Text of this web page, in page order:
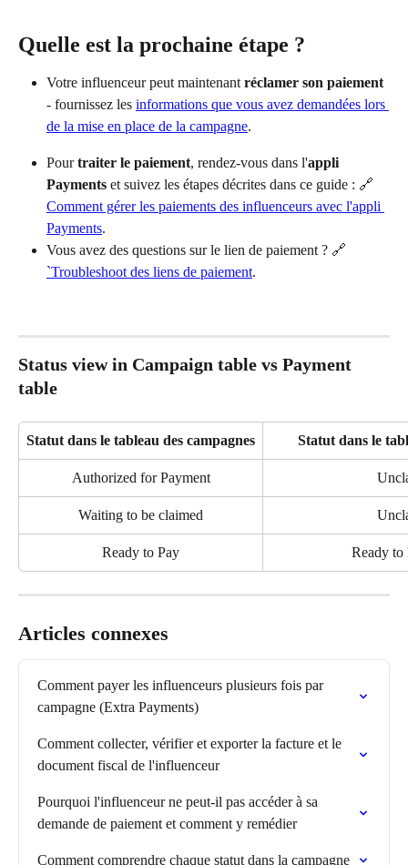
Quelle est la prochaine étape ?
Votre influenceur peut maintenant réclamer son paiement
- fournissez les informations que vous avez demandées lors
de la mise en place de la campagne.
Pour traiter le paiement, rendez-vous dans l'appli
Payments et suivez les étapes décrites dans ce guide : 🔗
Comment gérer les paiements des influenceurs avec l'appli
Payments.
Vous avez des questions sur le lien de paiement ? 🔗
`Troubleshoot des liens de paiement.
Status view in Campaign table vs Payment
table
Statut dans le tableau des campagnes Statut dans le
Authorized for Payment
Waiting to be claimed
Ready to Pay Ready to
Articles connexes
Comment payer les influenceurs plusieurs fois par
campagne (Extra Payments)
Comment collecter, vérifier et exporter la facture et le
document fiscal de l'influenceur
Pourquoi l'influenceur ne peut-il pas accéder à sa
demande de paiement et comment y remédier
Comment comprendre chaque statut dans la campagne